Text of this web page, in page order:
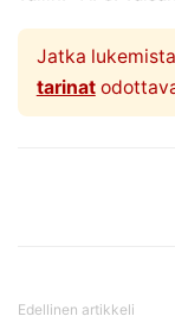
Jatka
tarinat
Edellinen artikkeli